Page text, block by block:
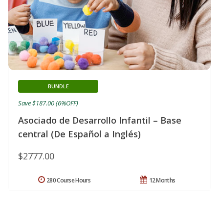
Asociado de Desarrollo Infantil – Base
central (De Español a Inglés)
BUNDLE
$2777.00
Save $187.00 (6%OFF)
12 Months
280 Course Hours